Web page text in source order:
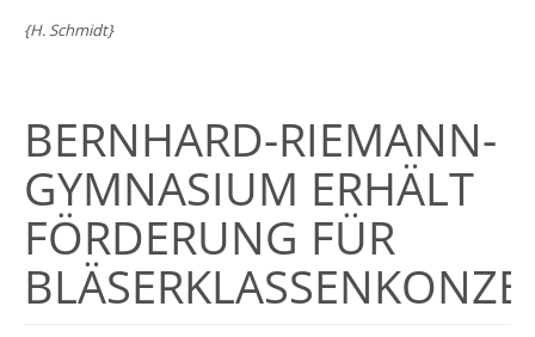
{H. Schmidt}
BERNHARD-RIEMANN-
GYMNASIUM ERHÄLT
FÖRDERUNG FÜR